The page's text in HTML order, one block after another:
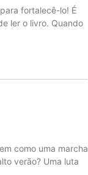
fortalecê-lo! É
ler o livro. Quando
como uma marcha
verão? Uma luta